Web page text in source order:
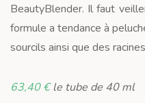
BeautyBlender. Il faut
formule a tendance à
sourcils ainsi que des
63,40 €le tube de 40 ml